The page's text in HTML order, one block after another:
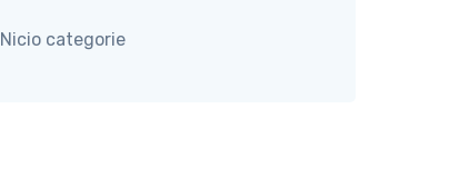
Nicio categorie